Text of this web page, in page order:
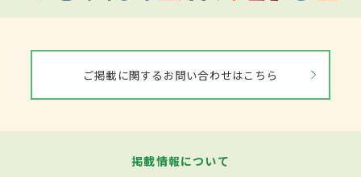
ご掲載に関するお問い合わせはこちら
掲載情報について